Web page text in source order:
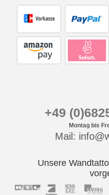
+49
Montag bis
Mail:
Unsere